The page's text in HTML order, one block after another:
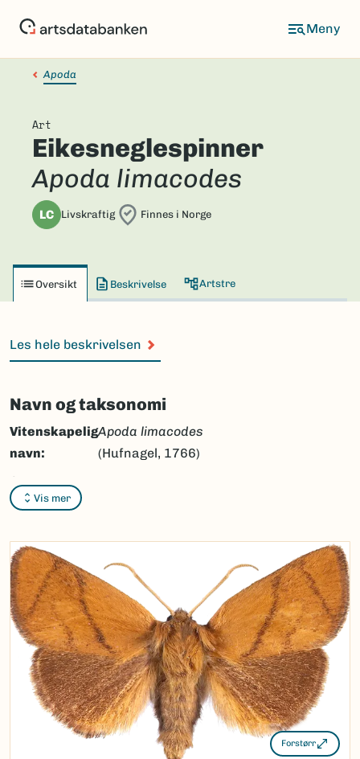
Apoda
Art
Eikesneglespinner
Apoda limacodes
LC Livskraftig Finnes i Norge
Oversikt Beskrivelse Artstre
Les hele beskrivelsen
Navn og taksonomi
Vis mer
Vitenskapelig
navn:
Apoda limacodes
(Hufnagel, 1766)
Synonymer:
Bokmål:eikesneglespinner
Nynorsk:eikesniglespinnar
Nordsamisk/Davvisámegiella:
Ingen
Vitenskapelig navn ID:45602
Takson ID:28825
Gå til Nortaxa for flere detaljer
(Ekstern lenke)
Forstørr